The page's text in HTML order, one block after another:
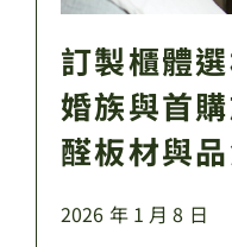
訂製櫃體
婚族與首
醛板材與
2026 年 1 月 8 日